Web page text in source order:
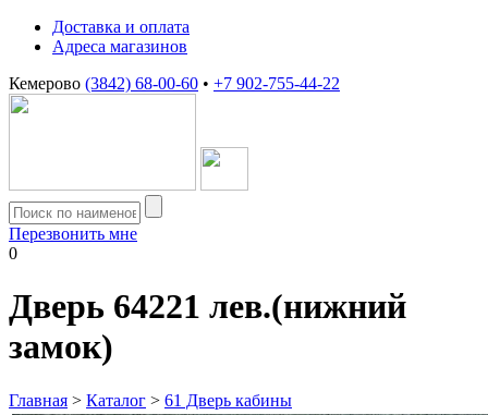
Доставка и оплата
Адреса магазинов
Кемерово (3842) 68-00-60 • +7 902-755-44-22
Перезвонить мне
0
Дверь 64221 лев.(нижний
замок)
Главная > Каталог > 61 Дверь кабины